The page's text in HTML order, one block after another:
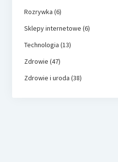
Rozrywka (6)
Sklepy internetowe (6)
Technologia (13)
Zdrowie (47)
Zdrowie i uroda (38)